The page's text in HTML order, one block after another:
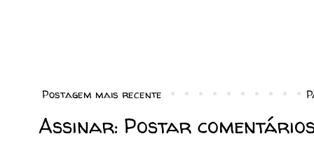
Postagem mais recente
Assinar: Postar